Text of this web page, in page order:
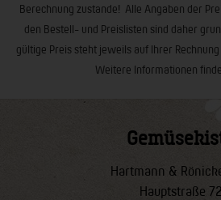
Berechnung zustande! Alle Angaben der
den Bestell- und Preislisten sind daher
gültige Preis steht jeweils auf Ihrer
Weitere Informationen
Hartmann &
Hauptstraße 72